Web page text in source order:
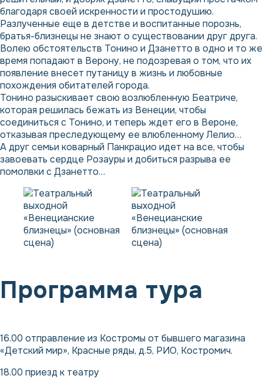
благодаря своей искренности и простодушию.
Разлученные еще в детстве и воспитанные порознь,
братья-близнецы не знают о существовании друг друга.
Волею обстоятельств Тонино и Дзанетто в одно и то же
время попадают в Верону, не подозревая о том, что их
появление внесет путаницу в жизнь и любовные
похождения обитателей города.
Тонино разыскивает свою возлюбленную Беатриче,
которая решилась бежать из Венеции, чтобы
соединиться с Тонино, и теперь ждет его в Вероне,
отказывая преследующему ее влюбленному Лелио…
А друг семьи коварный Панкрацио идет на все, чтобы
завоевать сердце Розауры и добиться разрыва ее
помолвки с Дзанетто…
Программа тура
16.00 отправление из Костромы от бывшего магазина
«Детский мир», Красные ряды, д.5, РИО, Костромич.
18.00 приезд к театру